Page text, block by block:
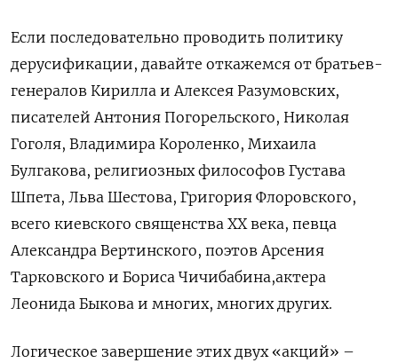
Если последовательно проводить политику
дерусификации, давайте откажемся от братьев-
генералов Кирилла и Алексея Разумовских,
писателей Антония Погорельского, Николая
Гоголя, Владимира Короленко, Михаила
Булгакова, религиозных философов Густава
Шпета, Льва Шестова, Григория Флоровского,
всего киевского священства ХХ века, певца
Александра Вертинского, поэтовАрсения
Тарковского и Бориса Чичибабина,актера
Леонида Быкова и многих, многихдругих.
Логическое завершение этих двух «акций» –